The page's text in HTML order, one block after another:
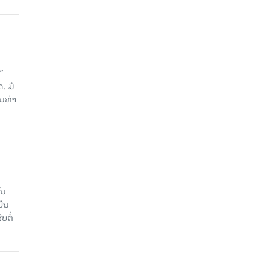
. ມໍ
ທ່າ
ນ
ຕໍ່